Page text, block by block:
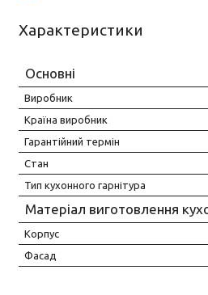
Характеристики
Основні
Виробник
Країна виробник
Гарантійний термін
Стан
Тип кухонного гарнітура
Матеріал виготовлення
Корпус
Фасад